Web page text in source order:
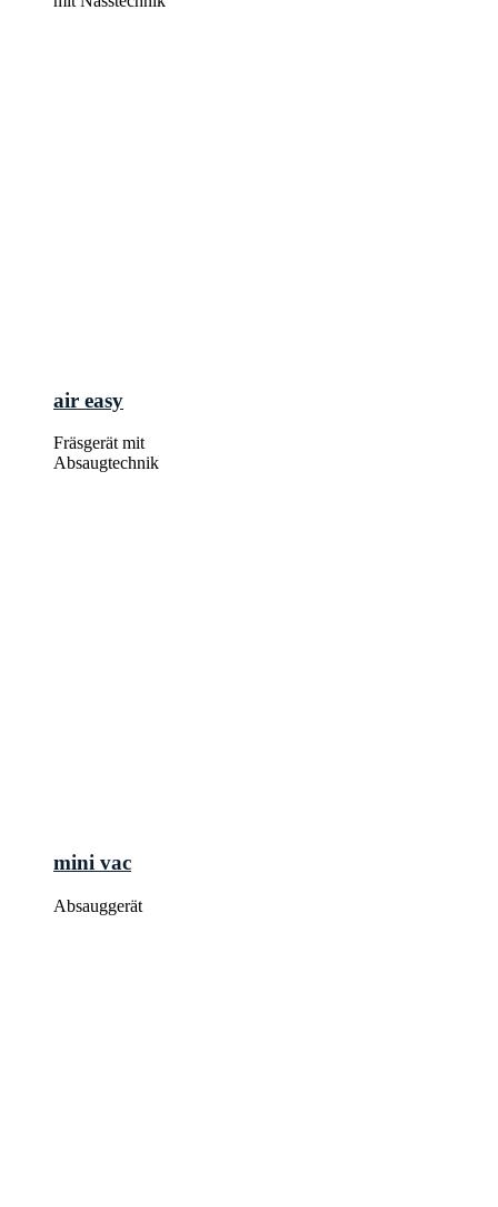
air easy
Fräsgerät mit
Absaugtechnik
mini vac
Absauggerät